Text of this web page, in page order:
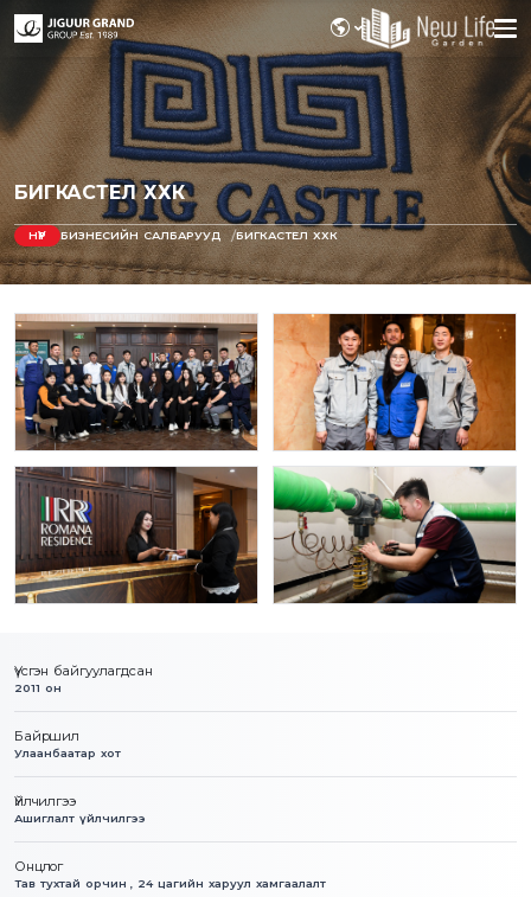
БИГКАСТЕЛ ХХК
НҮҮР БИЗНЕСИЙН САЛБАРУУД БИГКАСТЕЛ ХХК
Үүсгэн байгуулагдсан
2011 он
Байршил
Улаанбаатар хот
Үйлчилгээ
Ашиглалт үйлчилгээ
Онцлог
Тав тухтай орчин , 24 цагийн харуул хамгаалалт